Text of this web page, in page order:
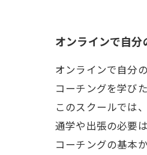
オンラインで自
オンラインで自分
コーチングを学び
このスクールでは
通学や出張の必要
コーチングの基本